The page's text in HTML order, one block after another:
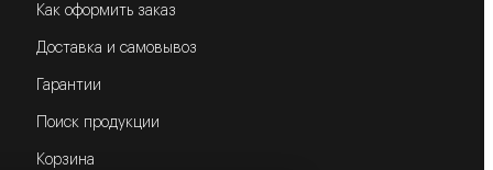
Как оформить заказ
Доставка и самовывоз
Гарантии
Поиск продукции
Корзина